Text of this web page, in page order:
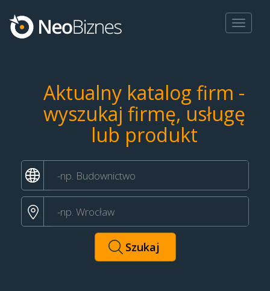
Toggle
Aktualny katalog firm -
wyszukaj firmę, usługę
lub produkt